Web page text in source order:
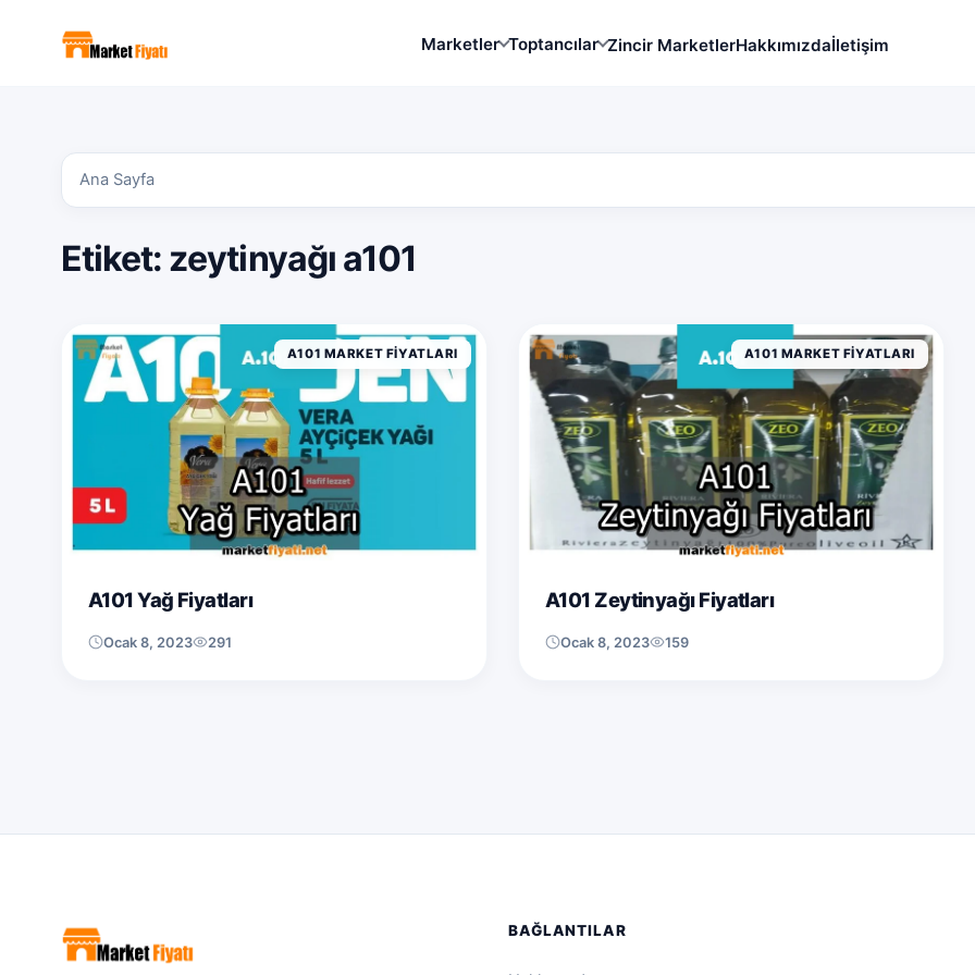
Marketler Toptancılar Zincir MarketlerHakkımızdaİletişim
Ana Sayfa
Etiket: zeytinyağı a101
A101 MARKET FIYATLARI
A101 Yağ Fiyatları
Ocak 8, 2023 291
A101 MARKET FIYATLARI
A101 Zeytinyağı Fiyatları
Ocak 8, 2023 159
BAĞLANTILAR